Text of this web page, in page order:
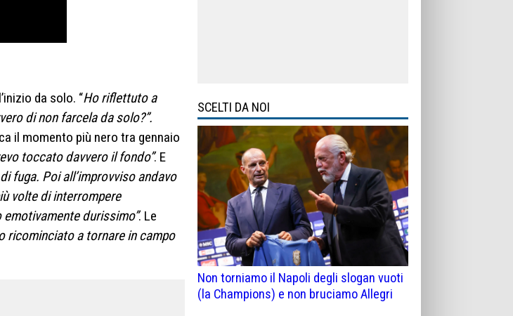
da solo. “Ho riflettuto a
di non farcela da solo?”.
il momento più nero tra gennaio
toccato davvero il fondo”. E
fuga. Poi all’improvviso andavo
volte di interrompere
durissimo”. Le
ricominciato a tornare in campo
SCELTI DA NOI
Non torniamo il Napoli degli slogan vuoti
(la Champions) e non bruciamo Allegri